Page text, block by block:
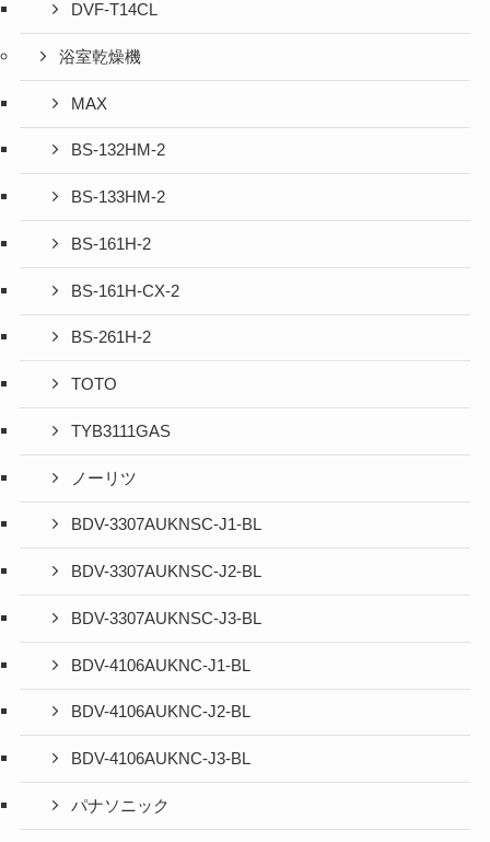
DVF-T14CL
浴室乾燥機
MAX
BS-132HM-2
BS-133HM-2
BS-161H-2
BS-161H-CX-2
BS-261H-2
TOTO
TYB3111GAS
ノーリツ
BDV-3307AUKNSC-J1-BL
BDV-3307AUKNSC-J2-BL
BDV-3307AUKNSC-J3-BL
BDV-4106AUKNC-J1-BL
BDV-4106AUKNC-J2-BL
BDV-4106AUKNC-J3-BL
パナソニック